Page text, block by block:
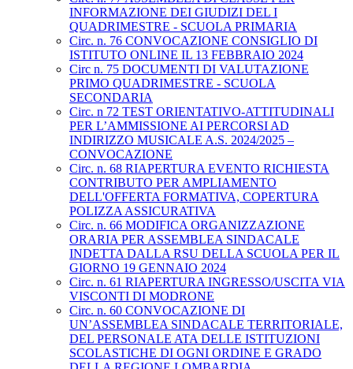
INFORMAZIONE DEI GIUDIZI DEL I
QUADRIMESTRE - SCUOLA PRIMARIA
Circ. n. 76 CONVOCAZIONE CONSIGLIO DI
ISTITUTO ONLINE IL 13 FEBBRAIO 2024
Circ n. 75 DOCUMENTI DI VALUTAZIONE
PRIMO QUADRIMESTRE - SCUOLA
SECONDARIA
Circ. n 72 TEST ORIENTATIVO-ATTITUDINALI
PER L’AMMISSIONE AI PERCORSI AD
INDIRIZZO MUSICALE A.S. 2024/2025 –
CONVOCAZIONE
Circ. n. 68 RIAPERTURA EVENTO RICHIESTA
CONTRIBUTO PER AMPLIAMENTO
DELL'OFFERTA FORMATIVA, COPERTURA
POLIZZA ASSICURATIVA
Circ. n. 66 MODIFICA ORGANIZZAZIONE
ORARIA PER ASSEMBLEA SINDACALE
INDETTA DALLA RSU DELLA SCUOLA PER IL
GIORNO 19 GENNAIO 2024
Circ. n. 61 RIAPERTURA INGRESSO/USCITA VIA
VISCONTI DI MODRONE
Circ. n. 60 CONVOCAZIONE DI
UN’ASSEMBLEA SINDACALE TERRITORIALE,
DEL PERSONALE ATA DELLE ISTITUZIONI
SCOLASTICHE DI OGNI ORDINE E GRADO